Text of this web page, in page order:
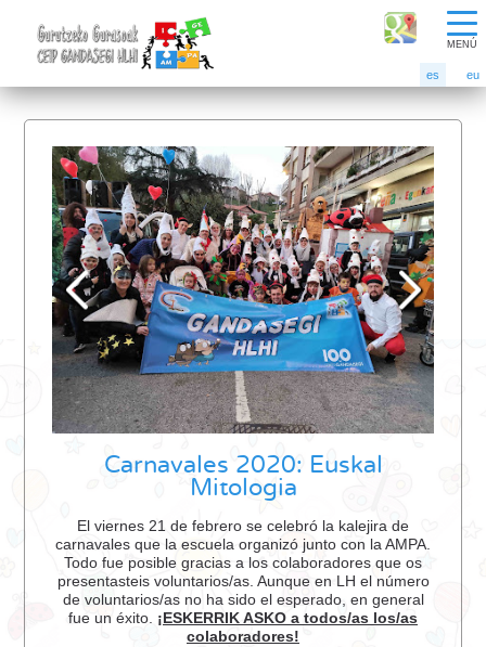
MENÚ
es eu
Carnavales 2020: Euskal
Mitologia
El viernes 21 de febrero se celebró la kalejira de
carnavales que la escuela organizó junto con la AMPA.
Todo fue posible gracias a los colaboradores que os
presentasteis voluntarios/as. Aunque en LH el número
de voluntarios/as no ha sido el esperado, en general
fue un éxito. ¡ESKERRIK ASKO a todos/as los/as
colaboradores!